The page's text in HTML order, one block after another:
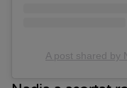
A post shared by